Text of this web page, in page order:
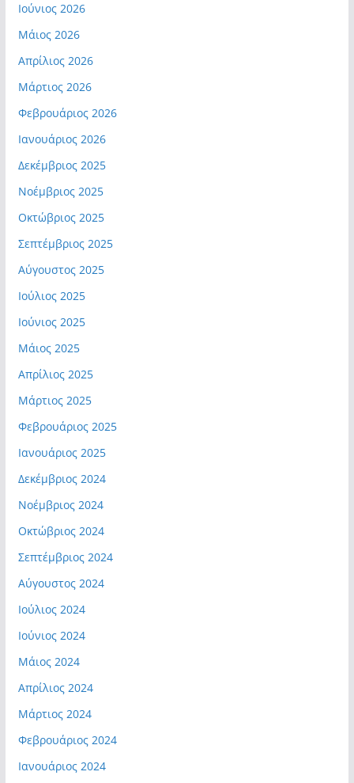
Ιούνιος 2026
Μάιος 2026
Απρίλιος 2026
Μάρτιος 2026
Φεβρουάριος 2026
Ιανουάριος 2026
Δεκέμβριος 2025
Νοέμβριος 2025
Οκτώβριος 2025
Σεπτέμβριος 2025
Αύγουστος 2025
Ιούλιος 2025
Ιούνιος 2025
Μάιος 2025
Απρίλιος 2025
Μάρτιος 2025
Φεβρουάριος 2025
Ιανουάριος 2025
Δεκέμβριος 2024
Νοέμβριος 2024
Οκτώβριος 2024
Σεπτέμβριος 2024
Αύγουστος 2024
Ιούλιος 2024
Ιούνιος 2024
Μάιος 2024
Απρίλιος 2024
Μάρτιος 2024
Φεβρουάριος 2024
Ιανουάριος 2024